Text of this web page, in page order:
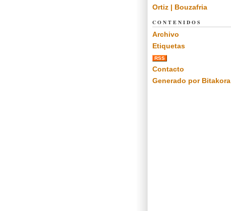
Ortiz | Bouzafria
CONTENIDOS
Archivo
Etiquetas
RSS
Contacto
Generado por Bitakora